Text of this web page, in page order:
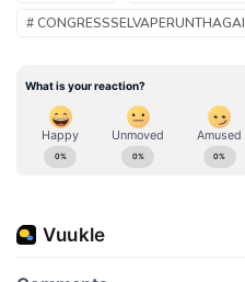
# CONGRESSSELVAPERUNTHAGAI